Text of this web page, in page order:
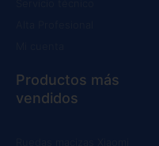
Productos más
vendidos